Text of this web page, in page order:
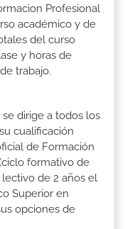
Profesional
académico y de
del curso
y horas de
trabajo.
dirige a todos los
cualificación
de Formación
formativo de
de 2 años el
Superior en
opciones de